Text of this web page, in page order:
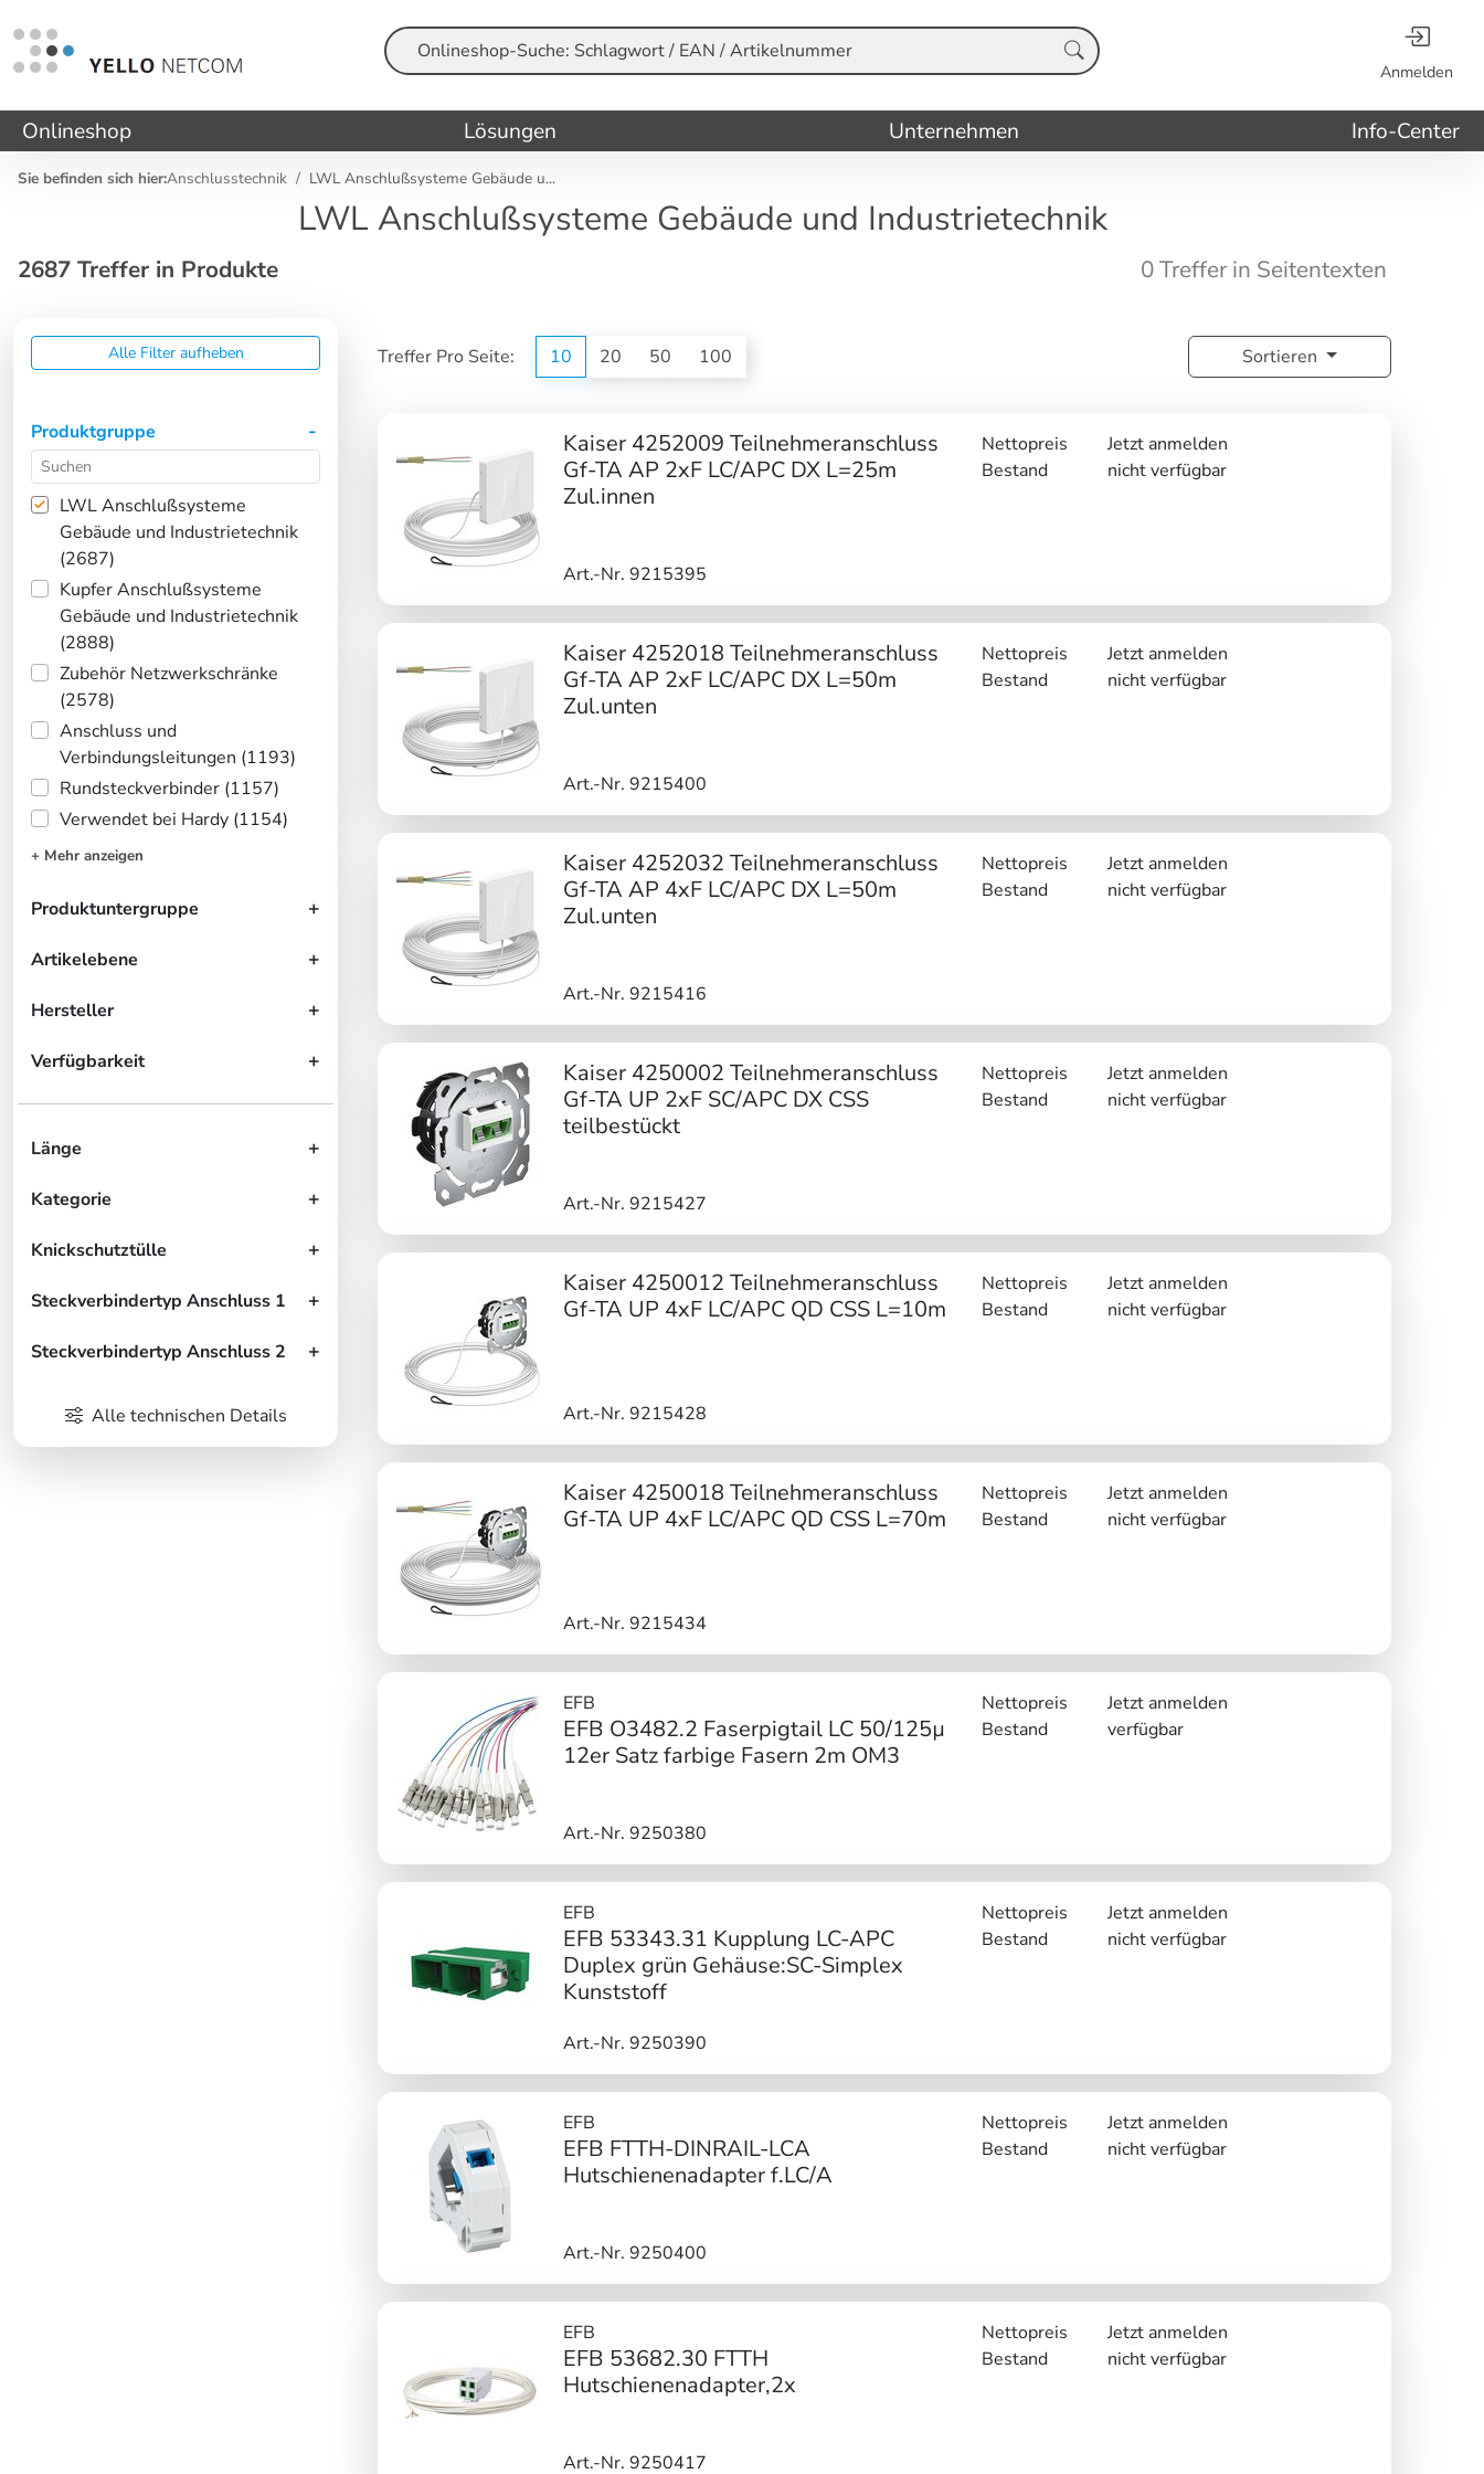
Suche Anmelden
Onlineshop Lösungen Unternehmen Info-Center
Sie befinden sich hier:Anschlusstechnik LWL Anschlußsysteme Gebäude u...
LWL Anschlußsysteme Gebäude und Industrietechnik
2687 Treffer in Produkte 0 Treffer in Seitentexten
Alle Filter aufheben
Produktgruppe
LWL Anschlußsysteme
Gebäude und Industrietechnik
(2687)
Kupfer Anschlußsysteme
Gebäude und Industrietechnik
(2888)
Zubehör Netzwerkschränke
(2578)
Anschluss und
Verbindungsleitungen (1193)
Rundsteckverbinder (1157)
Verwendet bei Hardy (1154)
+ Mehr anzeigen
Produktuntergruppe
Artikelebene
Hersteller
Verfügbarkeit
Länge
Kategorie
Knickschutztülle
Steckverbindertyp Anschluss 1
Steckverbindertyp Anschluss 2
Alle technischen Details
Treffer Pro Seite: 10 20 50 100 Sortieren
Kaiser 4252009 Teilnehmeranschluss
Gf-TA AP 2xF LC/APC DX L=25m
Zul.innen
Art.-Nr. 9215395
Nettopreis
Jetzt anmelden
Bestand
nicht verfügbar
Kaiser 4252018 Teilnehmeranschluss
Gf-TA AP 2xF LC/APC DX L=50m
Zul.unten
Art.-Nr. 9215400
Nettopreis
Jetzt anmelden
Bestand
nicht verfügbar
Kaiser 4252032 Teilnehmeranschluss
Gf-TA AP 4xF LC/APC DX L=50m
Zul.unten
Art.-Nr. 9215416
Nettopreis
Jetzt anmelden
Bestand
nicht verfügbar
Kaiser 4250002 Teilnehmeranschluss
Gf-TA UP 2xF SC/APC DX CSS
teilbestückt
Art.-Nr. 9215427
Nettopreis
Jetzt anmelden
Bestand
nicht verfügbar
Kaiser 4250012 Teilnehmeranschluss
Gf-TA UP 4xF LC/APC QD CSS L=10m
Art.-Nr. 9215428
Nettopreis
Jetzt anmelden
Bestand
nicht verfügbar
Kaiser 4250018 Teilnehmeranschluss
Gf-TA UP 4xF LC/APC QD CSS L=70m
Art.-Nr. 9215434
Nettopreis
Jetzt anmelden
Bestand
nicht verfügbar
EFB
EFB O3482.2 Faserpigtail LC 50/125µ
12er Satz farbige Fasern 2m OM3
Art.-Nr. 9250380
Nettopreis
Jetzt anmelden
Bestand
verfügbar
EFB
EFB 53343.31 Kupplung LC-APC
Duplex grün Gehäuse:SC-Simplex
Kunststoff
Art.-Nr. 9250390
Nettopreis
Jetzt anmelden
Bestand
nicht verfügbar
EFB
EFB FTTH-DINRAIL-LCA
Hutschienenadapter f.LC/A
Art.-Nr. 9250400
Nettopreis
Jetzt anmelden
Bestand
nicht verfügbar
EFB
EFB 53682.30 FTTH
Hutschienenadapter,2x
Art.-Nr. 9250417
Nettopreis
Jetzt anmelden
Bestand
nicht verfügbar